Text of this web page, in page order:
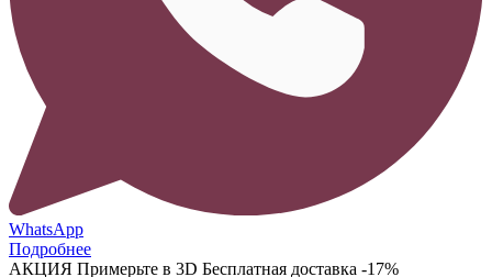
WhatsApp
Подробнее
АКЦИЯ Примерьте в 3D Бесплатная доставка -17%